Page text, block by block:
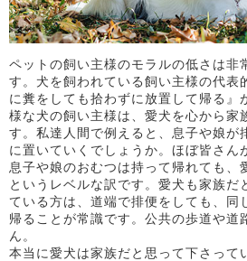
ペットの飼い主様のモラルの低さは非
す。犬を飼われている飼い主様の代表
に糞をしても拾わずに放置して帰る』
様な犬の飼い主様は、愛犬を心から家
す。私達人間で例えると、息子や娘が
に置いていくでしょうか。ほぼ皆さん
息子や娘のおむつは持って帰れても、
というレベルな訳です。愛犬も家族だ
ている方は、道端で排便をしても、同
帰ることが常識です。公共の歩道や道
ん。
本当に愛犬は家族だと思って下さって